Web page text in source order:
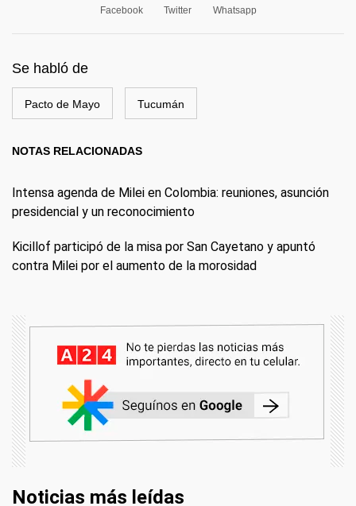
Facebook Twitter Whatsapp
Se habló de
Pacto de Mayo Tucumán
NOTAS RELACIONADAS
Intensa agenda de Milei en Colombia: reuniones, asunción
presidencial y un reconocimiento
Kicillof participó de la misa por San Cayetano y apuntó
contra Milei por el aumento de la morosidad
Noticias más leídas